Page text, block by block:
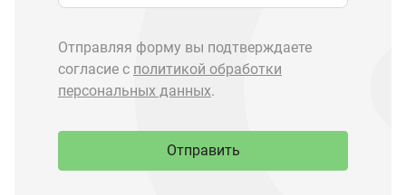
Запчасти Урал
Запчасти Камаз
Спецпредложения